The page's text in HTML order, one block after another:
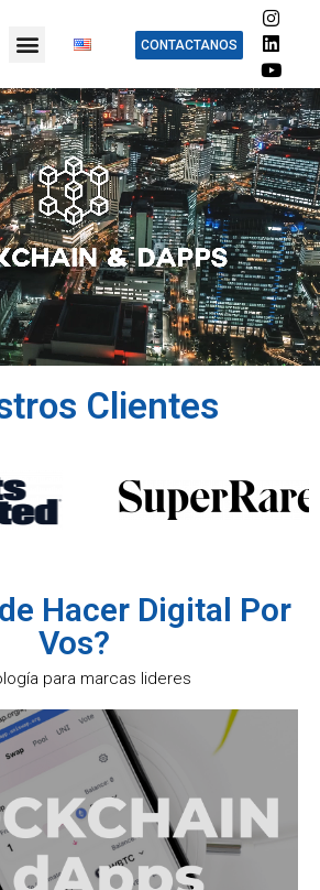
CONTACTANOS
Clientes
Hacer Digital Por
Vos?
para marcas lideres